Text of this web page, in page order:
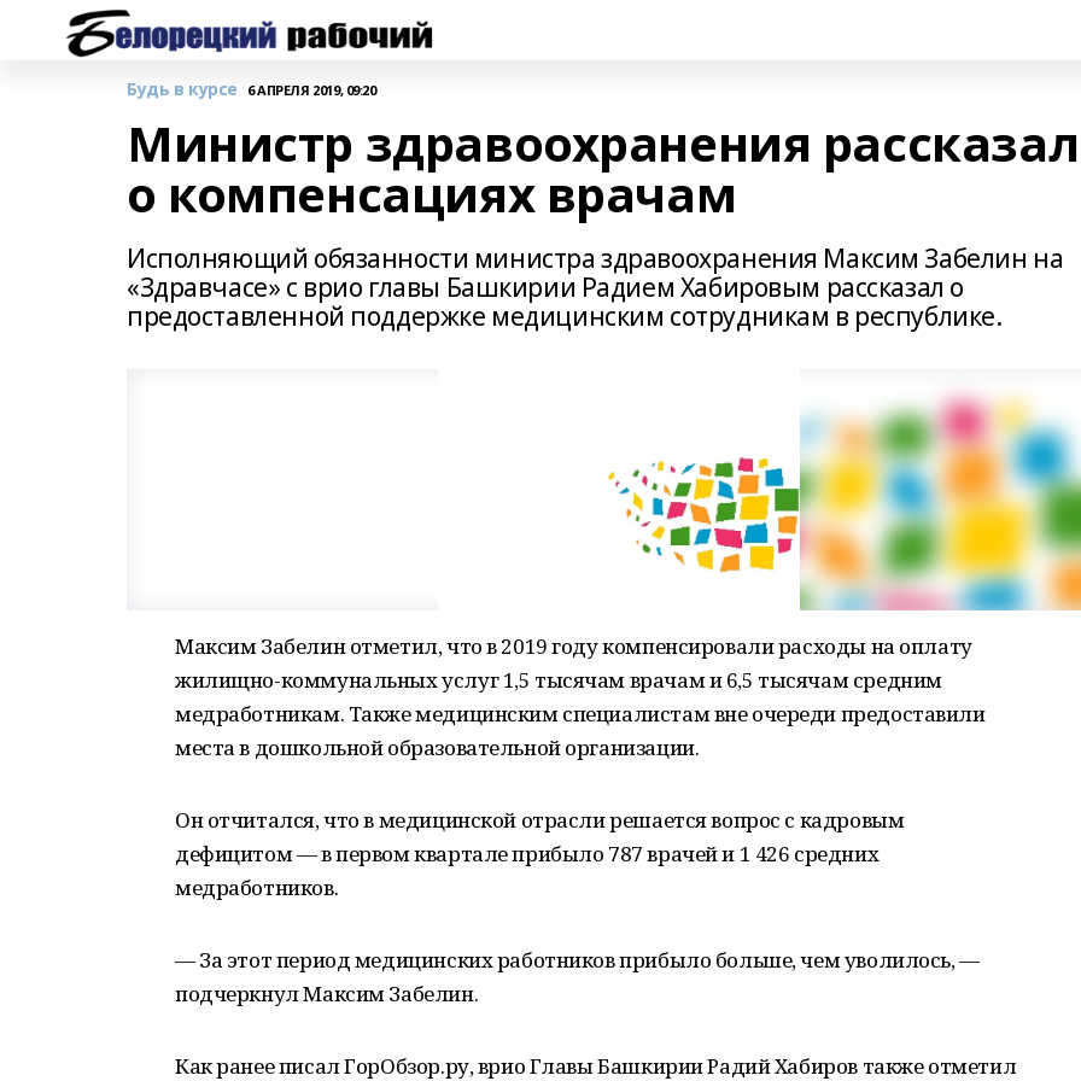
Будь в курсе 6 АПРЕЛЯ 2019, 09:20
Министр здравоохранения рассказал
о компенсациях врачам
Исполняющий обязанности министра здравоохранения Максим Забелин на
«Здравчасе» с врио главы Башкирии Радием Хабировым рассказал о
предоставленной поддержке медицинским сотрудникам в республике.
Максим Забелин отметил, что в 2019 году компенсировали расходы на оплату
жилищно-коммунальных услуг 1,5 тысячам врачам и 6,5 тысячам средним
медработникам. Также медицинским специалистам вне очереди предоставили
места в дошкольной образовательной организации.
Он отчитался, что в медицинской отрасли решается вопрос с кадровым
дефицитом — в первом квартале прибыло 787 врачей и 1 426 средних
медработников.
— За этот период медицинских работников прибыло больше, чем уволилось, —
подчеркнул Максим Забелин.
Как ранее писал ГорОбзор.ру, врио Главы Башкирии Радий Хабиров также отметил